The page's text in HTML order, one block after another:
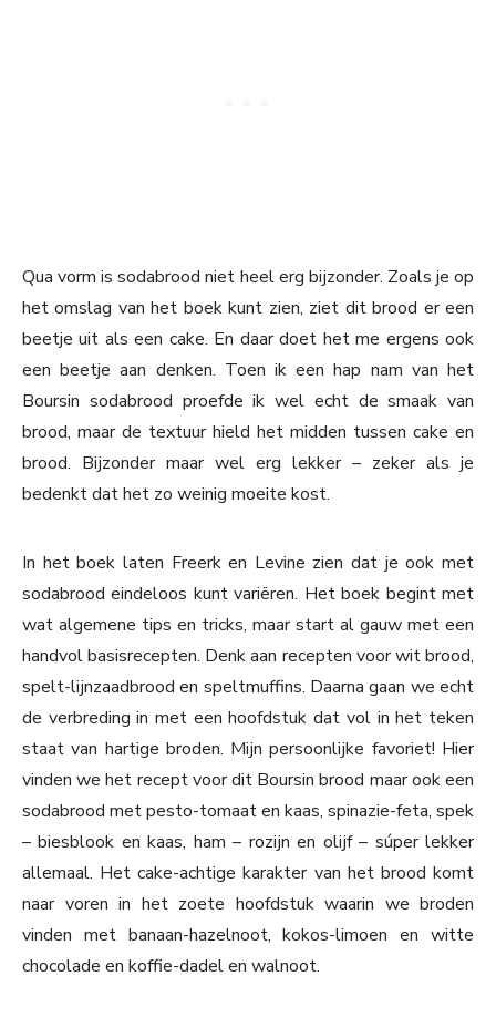
Qua vorm is sodabrood niet heel erg bijzonder. Zoals je op
het omslag van het boek kunt zien, ziet dit brood er een
beetje uit als een cake. En daar doet het me ergens ook
een beetje aan denken. Toen ik een hap nam van het
Boursin sodabrood proefde ik wel echt de smaak van
brood, maar de textuur hield het midden tussen cake en
brood. Bijzonder maar wel erg lekker – zeker als je
bedenkt dat het zo weinig moeite kost.
In het boek laten Freerk en Levine zien dat je ook met
sodabrood eindeloos kunt variëren. Het boek begint met
wat algemene tips en tricks, maar start al gauw met een
handvol basisrecepten. Denk aan recepten voor wit brood,
spelt-lijnzaadbrood en speltmuffins. Daarna gaan we echt
de verbreding in met een hoofdstuk dat vol in het teken
staat van hartige broden. Mijn persoonlijke favoriet! Hier
vinden we het recept voor dit Boursin brood maar ook een
sodabrood met pesto-tomaat en kaas, spinazie-feta, spek
– biesblook en kaas, ham – rozijn en olijf – súper lekker
allemaal. Het cake-achtige karakter van het brood komt
naar voren in het zoete hoofdstuk waarin we broden
vinden met banaan-hazelnoot, kokos-limoen en witte
chocolade en koffie-dadel en walnoot.